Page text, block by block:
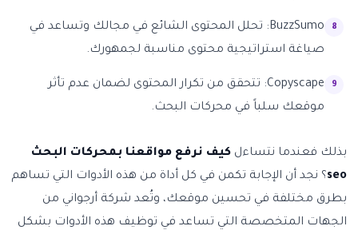
BuzzSumo: تحلل المحتوى الشائع في مجالك وتساعد في
صياغة استراتيجية محتوى مناسبة لجمهورك.
Copyscape: تتحقق من تكرار المحتوى لضمان عدم تأثر
موقعك سلباً في محركات البحث.
بذلك فعندما نتساءل كيف نرفع مواقعنا بمحركات البحث
seo؟ نجد أن الإجابة تكمن في كل أداة من هذه الأدوات التي تساهم
بطرق مختلفة في تحسين موقعك، وتُعد شركة أرجواني من
الجهات المتخصصة التي تساعد في توظيف هذه الأدوات بشكل